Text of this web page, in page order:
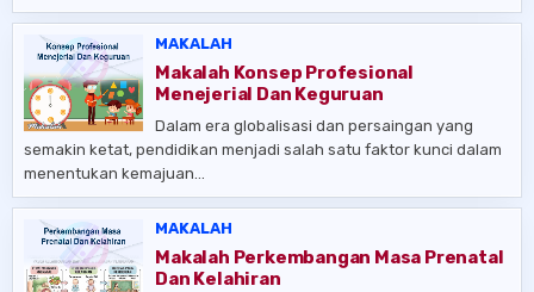
MAKALAH
Makalah Konsep Profesional
Menejerial Dan Keguruan
Dalam era globalisasi dan persaingan yang
semakin ketat, pendidikan menjadi salah satu faktor kunci dalam
menentukan kemajuan…
MAKALAH
Makalah Perkembangan Masa Prenatal
Dan Kelahiran